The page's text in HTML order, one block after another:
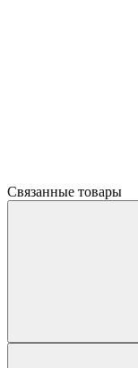
Связанные товары